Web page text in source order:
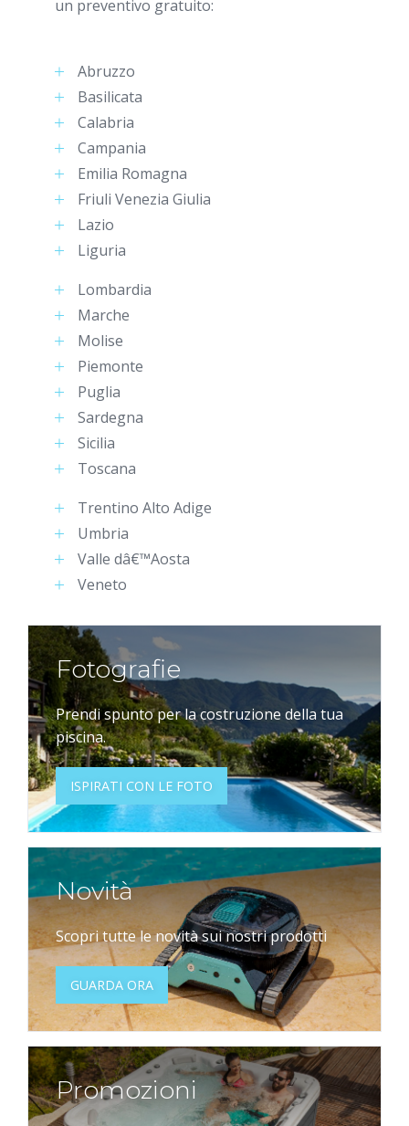
un preventivo gratuito:
Abruzzo
Basilicata
Calabria
Campania
Emilia Romagna
Friuli Venezia Giulia
Lazio
Liguria
Lombardia
Marche
Molise
Piemonte
Puglia
Sardegna
Sicilia
Toscana
Trentino Alto Adige
Umbria
Valle dâ€™Aosta
Veneto
Fotografie
Prendi spunto per la costruzione della tua
piscina.
ISPIRATI CON LE FOTO
Novità
Scopri tutte le novità sui nostri prodotti
GUARDA ORA
Promozioni